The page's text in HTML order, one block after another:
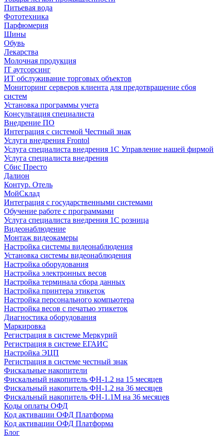
Питьевая вода
Фототехника
Парфюмерия
Шины
Обувь
Лекарства
Молочная продукция
IT аутсорсинг
ИТ обслуживание торговых объектов
Мониторинг серверов клиента для предотвращение сбоя
систем
Установка программы учета
Консультация специалиста
Внедрение ПО
Интеграция с системой Честный знак
Услуги внедрения Frontol
Услуга специалиста внедрения 1С Управление нашей фирмой
Услуга специалиста внедрения
Сбис Престо
Далион
Контур. Отель
МойСклад
Интеграция с государственными системами
Обучение работе с программами
Услуга специалиста внедрения 1С розница
Видеонаблюдение
Монтаж видеокамеры
Настройка системы видеонаблюдения
Установка системы видеонаблюдения
Настройка оборудования
Настройка электронных весов
Настройка терминала сбора данных
Настройка принтера этикеток
Настройка персонального компьютера
Настройка весов с печатью этикеток
Диагностика оборудования
Маркировка
Регистрация в системе Меркурий
Регистрация в системе ЕГАИС
Настройка ЭЦП
Регистрация в системе честный знак
Фискальные накопители
Фискальный накопитель ФН-1.2 на 15 месяцев
Фискальный накопитель ФН-1.2 на 36 месяцев
Фискальный накопитель ФН-1.1М на 36 месяцев
Коды оплаты ОФД
Код активации ОФД Платформа
Код активации ОФД Платформа
Блог